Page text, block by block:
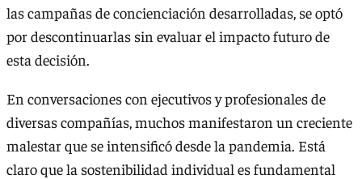
las campañas de concienciación desarrolladas, se optó
por descontinuarlas sin evaluar el impacto futuro de
esta decisión.
En conversaciones con ejecutivos y profesionales de
diversas compañías, muchos manifestaron un creciente
malestar que se intensificó desde la pandemia. Está
claro que la sostenibilidad individual es fundamental